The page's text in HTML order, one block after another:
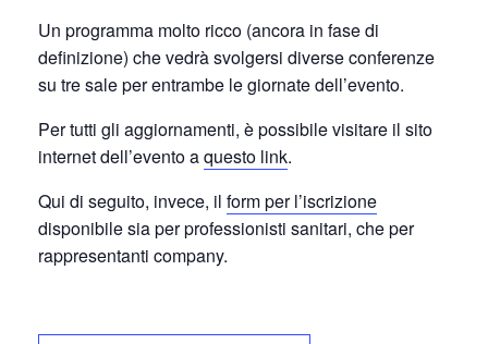
Un programma molto ricco (ancora in fase di
definizione) che vedrà svolgersi diverse conferenze
su tre sale per entrambe le giornate dell’evento.
Per tutti gli aggiornamenti, è possibile visitare il sito
internet dell’evento aquesto link.
Qui di seguito, invece, il form per l’iscrizione
disponibile sia per professionisti sanitari, che per
rappresentanti company.